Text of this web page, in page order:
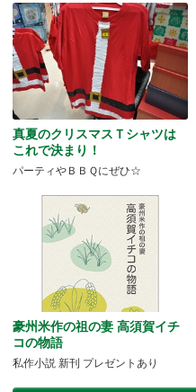
真夏のクリスマスＴシャツは
これで決まり！
パーティやＢＢＱにぜひ☆
豪州米作の祖の妻 高須賀イチ
コの物語
私作小説 新刊 プレゼントあり